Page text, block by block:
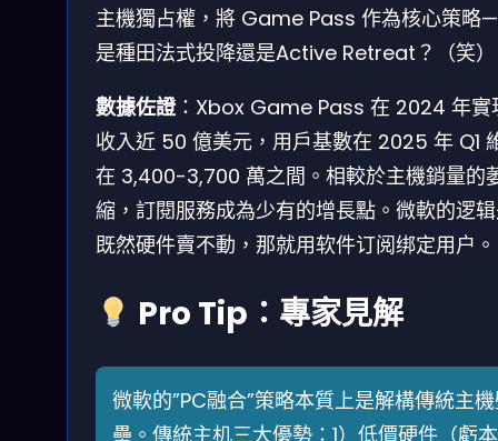
主機獨占權，將 Game Pass 作為核心策略
是種田法式投降還是Active Retreat？（笑）
數據佐證：Xbox Game Pass 在 2024 年實
收入近 50 億美元，用戶基數在 2025 年 Q1
在 3,400-3,700 萬之間。相較於主機銷量的
縮，訂閱服務成為少有的增長點。微軟的逻
既然硬件賣不動，那就用软件订阅绑定用户。
Pro Tip：專家見解
微軟的”PC融合”策略本質上是解構傳統主
壘。傳統主机三大優勢：1）低價硬件（虧本